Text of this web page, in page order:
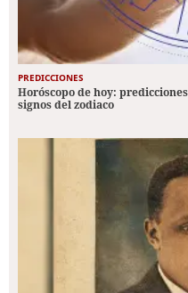
PREDICCIONES
Horóscopo de hoy:
signos del zodiaco